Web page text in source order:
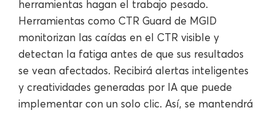
herramientas hagan el trabajo pesado.
Herramientas como CTR Guard de MGID
monitorizan las caídas en el CTR visible y
detectan la fatiga antes de que sus resultados
se vean afectados. Recibirá alertas inteligentes
y creatividades generadas por IA que puede
implementar con un solo clic. Así, se mantendrá